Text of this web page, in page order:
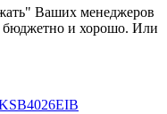
Ваших менеджеров
бюджетно и хорошо. Или